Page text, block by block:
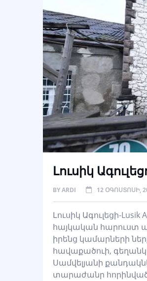
Լուսիկ
BYARDI 12 ՕԳՈՍՏՈՍԻ,
Լուսիկ Ագուլեցի-
հայկական հարուստ
իրենց կամարների
հավաքածուի,
Սամվելյանի
տարաժանր